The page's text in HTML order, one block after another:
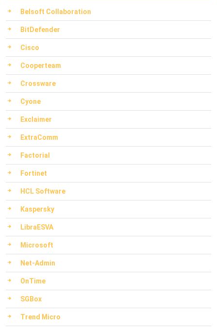
Belsoft Collaboration
BitDefender
Cisco
Cooperteam
Crossware
Cyone
Exclaimer
ExtraComm
Factorial
Fortinet
HCL Software
Kaspersky
LibraESVA
Microsoft
Net-Admin
OnTime
SGBox
Trend Micro